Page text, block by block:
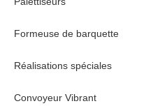
Formeuse de barquette
Réalisations spéciales
Convoyeur Vibrant